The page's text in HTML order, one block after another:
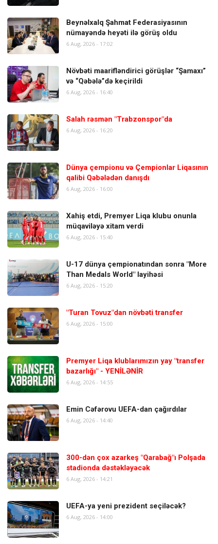
Beynəlxalq Şahmat Federasiyasının
nümayəndə heyəti ilə görüş oldu
6 Aug, 2026 - 17:02
Növbəti maarifləndirici görüşlər “Şamaxı”
və “Qəbələ”də keçirildi
6 Aug, 2026 - 16:40
Salah rəsmən "Trabzonspor"da
6 Aug, 2026 - 16:20
Dünya çempionu və Çempionlar Liqasının
qalibi Qəbələdən danışdı
6 Aug, 2026 - 16:00
Xahiş etdi, Premyer Liqa klubu onunla
müqaviləyə xitam verdi
6 Aug, 2026 - 15:40
U-17 dünya çempionatından sonra "More
Than Medals World" layihəsi
6 Aug, 2026 - 15:20
"Turan Tovuz"dan növbəti transfer
6 Aug, 2026 - 15:00
Premyer Liqa klublarımızın yay "transfer
bazarlığı" - YENİLƏNİR
6 Aug, 2026 - 14:55
Emin Cəfərovu UEFA-dan çağırdılar
6 Aug, 2026 - 14:40
300-dən çox azarkeş "Qarabağ"ı Polşada
stadionda dəstəkləyəcək
6 Aug, 2026 - 14:21
UEFA-ya yeni prezident seçiləcək?
6 Aug, 2026 - 14:00